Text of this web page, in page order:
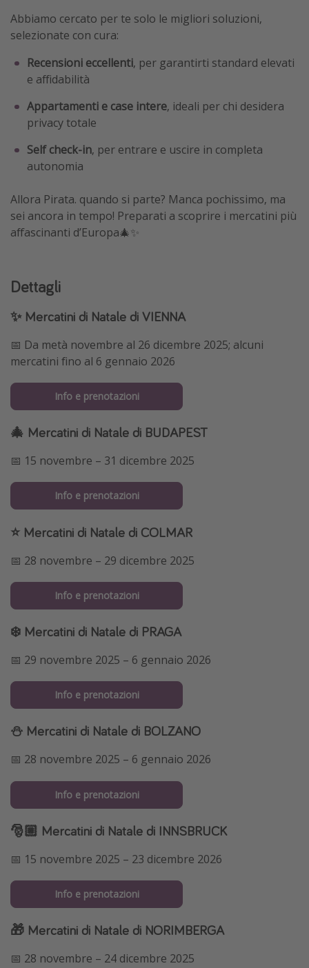
Abbiamo cercato per te solo le migliori soluzioni,
selezionate con cura:
Recensioni eccellenti, per garantirti standard elevati
e affidabilità
Appartamenti e case intere, ideali per chi desidera
privacy totale
Self check-in, per entrare e uscire in completa
autonomia
Allora Pirata. quando si parte? Manca pochissimo, ma
sei ancora in tempo! Preparati a scoprire i mercatini più
affascinanti d’Europa🎄✨
Dettagli
✨ Mercatini di Natale di VIENNA
📅 Da metà novembre al 26 dicembre 2025; alcuni
mercatini fino al 6 gennaio 2026
Info e prenotazioni
🎄 Mercatini di Natale di BUDAPEST
📅 15 novembre – 31 dicembre 2025
Info e prenotazioni
⭐️ Mercatini di Natale di COLMAR
📅 28 novembre – 29 dicembre 2025
Info e prenotazioni
❄️ Mercatini di Natale di PRAGA
📅 29 novembre 2025 – 6 gennaio 2026
Info e prenotazioni
⛄️ Mercatini di Natale di BOLZANO
📅 28 novembre 2025 – 6 gennaio 2026
Info e prenotazioni
🎅🏼 Mercatini di Natale di INNSBRUCK
📅 15 novembre 2025 – 23 dicembre 2026
Info e prenotazioni
🎁 Mercatini di Natale di NORIMBERGA
📅 28 novembre – 24 dicembre 2025